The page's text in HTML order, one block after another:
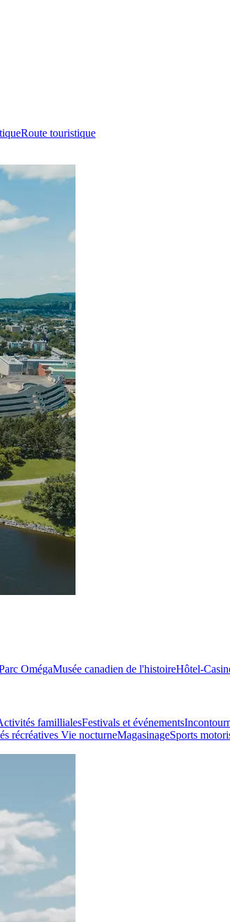
Route touristique
OmégaMusée canadien de l'histoireHôtel-
famillialesFestivals et événements
récréatives Vie nocturneMagasinageSports